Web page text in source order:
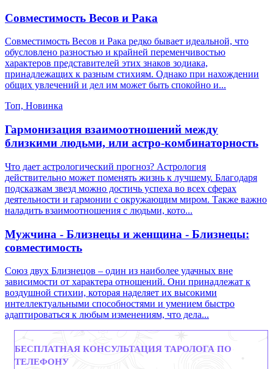
Совместимость Весов и Рака
Совместимость Весов и Рака редко бывает идеальной, что
обусловлено разностью и крайней переменчивостью
характеров представителей этих знаков зодиака,
принадлежащих к разным стихиям. Однако при нахождении
общих увлечений и дел им может быть спокойно и...
Топ, Новинка
Гармонизация взаимоотношений между
близкими людьми, или астро-комбинаторность
Что дает астрологический прогноз? Астрология
действительно может поменять жизнь к лучшему. Благодаря
подсказкам звезд можно достичь успеха во всех сферах
деятельности и гармонии с окружающим миром. Также важно
наладить взаимоотношения с людьми, кото...
Мужчина - Близнецы и женщина - Близнецы:
совместимость
Союз двух Близнецов – один из наиболее удачных вне
зависимости от характера отношений. Они принадлежат к
воздушной стихии, которая наделяет их высокими
интеллектуальными способностями и умением быстро
адаптироваться к любым изменениям, что дела...
БЕСПЛАТНАЯ КОНСУЛЬТАЦИЯ ТАРОЛОГА ПО
ТЕЛЕФОНУ